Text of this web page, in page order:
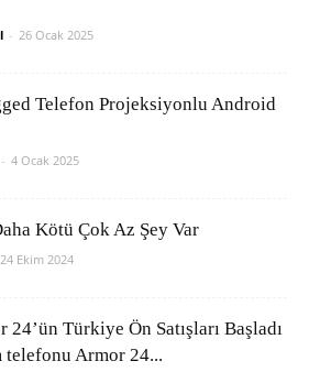
- 26 Ocak 2025
Telefon Projeksiyonlu Android
- 4 Ocak 2025
Kötü Çok Az Şey Var
24 Ekim 2024
Türkiye Ön Satışları Başladı
telefonu Armor 24...